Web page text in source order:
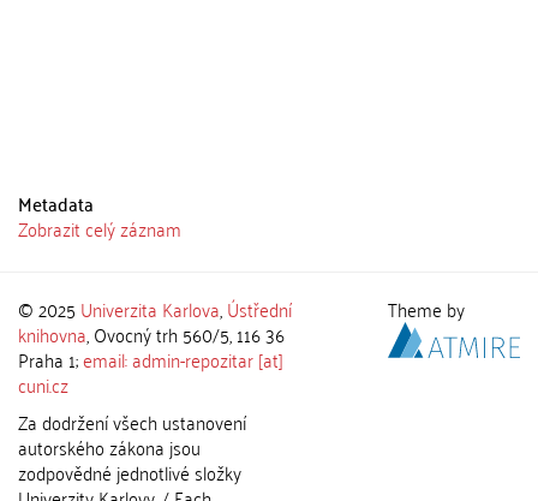
Metadata
Zobrazit celý záznam
© 2025 Univerzita Karlova,Ústřední
knihovna, Ovocný trh 560/5, 116 36
Praha 1;email: admin-repozitar [at]
cuni.cz
Za dodržení všech ustanovení
autorského zákona jsou
zodpovědné jednotlivé složky
Theme by